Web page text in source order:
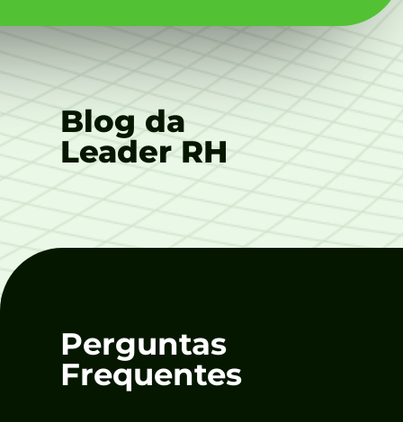
Blog da
Leader RH
Perguntas
Frequentes